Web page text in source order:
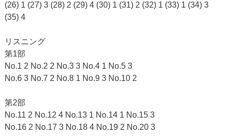
(26) 1 (27) 3 (28) 2 (29) 4 (30) 1 (31) 2 (32) 1 (33) 1 (34) 3
(35) 4
リスニング
第1部
No.1 2 No.2 2 No.3 3 No.4 1 No.5 3
No.6 3 No.7 2 No.8 1 No.9 3 No.10 2
第2部
No.11 2 No.12 4 No.13 1 No.14 1 No.15 3
No.16 2 No.17 3 No.18 4 No.19 2 No.20 3